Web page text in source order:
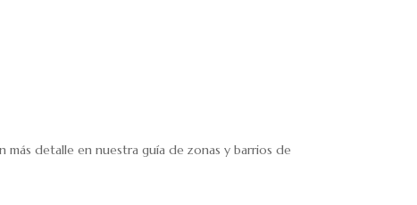
más detalle en nuestra guía de zonas y barrios de